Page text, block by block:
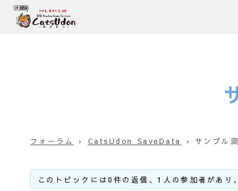
フォーラム › CatsUdon SaveData ›
サンプル
このトピックには0件の返信、1人の参加者があり